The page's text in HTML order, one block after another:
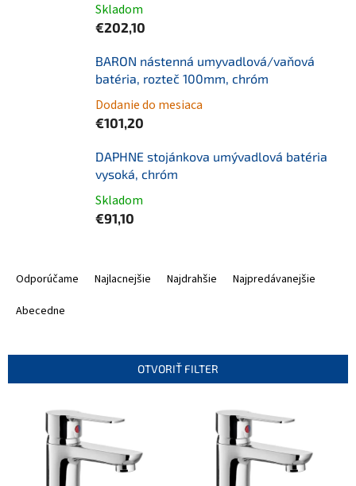
Skladom
€202,10
BARON nástenná umyvadlová/vaňová
batéria, rozteč 100mm, chróm
Dodanie do mesiaca
€101,20
DAPHNE stojánkova umývadlová batéria
vysoká, chróm
Skladom
€91,10
p
Odporúčame Najlacnejšie Najdrahšie
Najpredávanejšie
Abecedne
OTVORIŤ FILTER